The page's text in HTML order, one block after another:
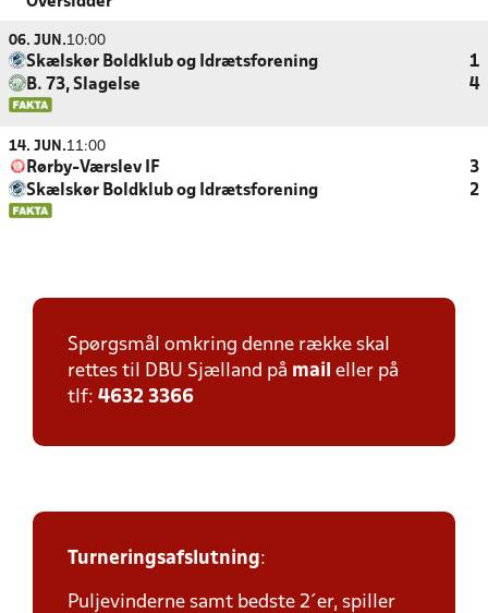
06. JUN.10:00
Skælskør Boldklub og Idrætsforening
1
B. 73, Slagelse
4
14. JUN.11:00
Rørby-Værslev IF
3
Skælskør Boldklub og Idrætsforening
2
Spørgsmål omkring denne række skal
rettes til DBU Sjælland på mail eller på
tlf: 4632 3366
Turneringsafslutning:
Puljevinderne samt bedste 2´er, spiller